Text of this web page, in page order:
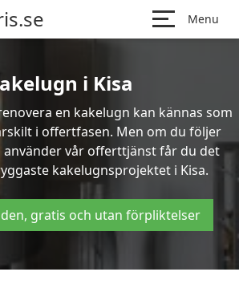
Menu
i Kisa
en kakelugn kan kännas som
i offertfasen. Men om du följer
använder vår offerttjänst får du det
kakelugnsprojektet i Kisa.
gratis och utan förpliktelser